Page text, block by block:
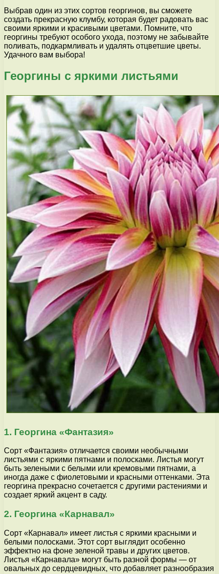
Выбрав один из этих сортов георгинов, вы сможете
создать прекрасную клумбу, которая будет радовать вас
своими яркими и красивыми цветами. Помните, что
георгины требуют особого ухода, поэтому не забывайте
поливать, подкармливать и удалять отцветшие цветы.
Удачного вам выбора!
Георгины с яркими листьями
1. Георгина «Фантазия»
Сорт «Фантазия» отличается своими необычными
листьями с яркими пятнами и полосками. Листья могут
быть зелеными с белыми или кремовыми пятнами, а
иногда даже с фиолетовыми и красными оттенками. Эта
георгина прекрасно сочетается с другими растениями и
создает яркий акцент в саду.
2. Георгина «Карнавал»
Сорт «Карнавал» имеет листья с яркими красными и
белыми полосками. Этот сорт выглядит особенно
эффектно на фоне зеленой травы и других цветов.
Листья «Карнавала» могут быть разной формы — от
овальных до сердцевидных, что добавляет разнообразия